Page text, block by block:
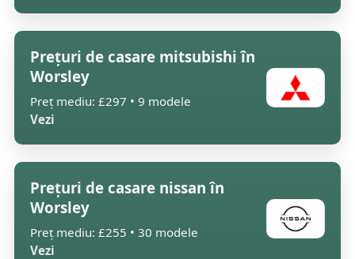
Prețuri de casare mitsubishi în
Worsley
Preț mediu: £297 • 9 modele
Vezi
Prețuri de casare nissan în
Worsley
Preț mediu: £255 • 30 modele
Vezi